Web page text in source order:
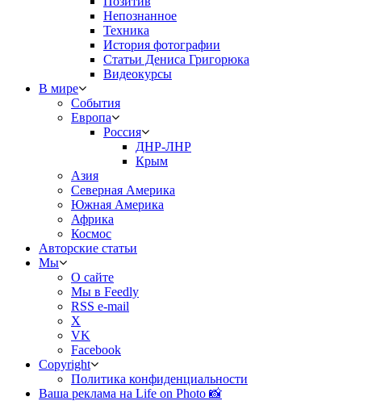
Непознанное
Техника
История фотографии
Статьи Дениса Григорюка
Видеокурсы
В мире
События
Европа
Россия
ДНР-ЛНР
Крым
Азия
Северная Америка
Южная Америка
Африка
Космос
Авторские статьи
Мы
О сайте
Мы в Feedly
RSS e-mail
X
VK
Facebook
Copyright
Политика конфиденциальности
Ваша реклама на Life on Photo 📸